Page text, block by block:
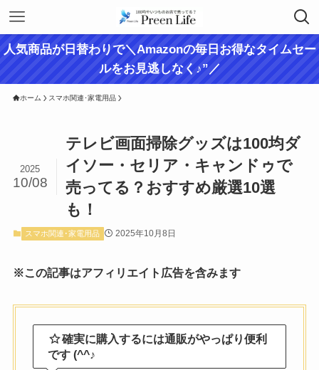
人気商品が日替わりで＼Amazonの毎日お得なタイムセー
ルをお見逃しなく♪”／
ホーム スマホ関連･家電用品
テレビ画面掃除グッズは100均ダ
イソー・セリア・キャンドゥで
売ってる？おすすめ厳選10選
も！
2025
10/08
スマホ関連･家電用品 2025年10月8日
※この記事はアフィリエイト広告を含みます
確実に購入するには通販がやっぱり便利
です (^^♪